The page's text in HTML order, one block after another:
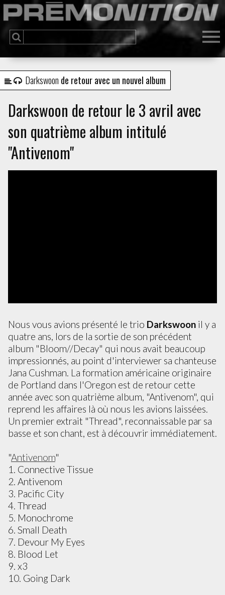
Darkswoon de retour avec un nouvel album
Darkswoon de retour le 3 avril avec
son quatrième album intitulé
"Antivenom"
Nous vous avions présenté le trio Darkswoon il y a
quatre ans, lors de la sortie de son précédent
album "Bloom//Decay" qui nous avait beaucoup
impressionnés, au point d'interviewer sa chanteuse
Jana Cushman. La formation américaine originaire
de Portland dans l'Oregon est de retour cette
année avec son quatrième album, "Antivenom", qui
reprend les affaires là où nous les avions laissées.
Un premier extrait "Thread", reconnaissable par sa
basse et son chant, est à découvrir immédiatement.
"Antivenom"
1. Connective Tissue
2. Antivenom
3. Pacific City
4. Thread
5. Monochrome
6. Small Death
7. Devour My Eyes
8. Blood Let
9. x3
10. Going Dark